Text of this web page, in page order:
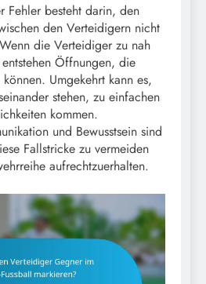
Fehler besteht darin, den
den Verteidigern nicht
die Verteidiger zu nah
Öffnungen, die
Umgekehrt kann es,
stehen, zu einfachen
kommen.
und Bewusstsein sind
Fallstricke zu vermeiden
aufrechtzuerhalten.